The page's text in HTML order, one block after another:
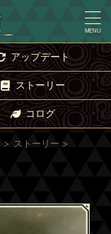
アップデート
ストーリー
コログ
> ストーリー >